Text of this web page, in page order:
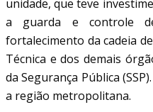
unidade, que teve
a guarda e controle
fortalecimento da cadeia
Técnica e dos demais
da Segurança Pública
a região metropolitana.